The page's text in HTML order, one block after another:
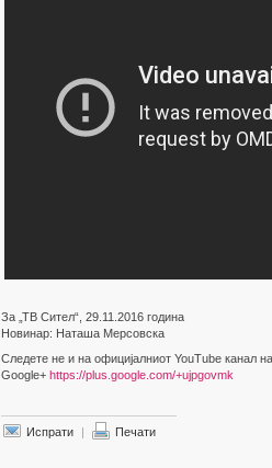
За „ТВ Сител“, 29.11.2016 година
Новинар: Наташа Мерсовска
Следете не и на официјалниот YouTube канал
Google+ https://plus.google.com/+ujpgovmk
Испрати | Печати